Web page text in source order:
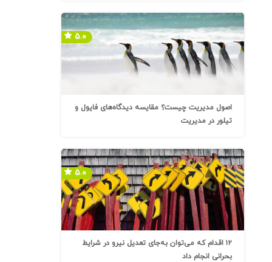
اصول مدیریت چیست؟ مقایسه دیدگاه‌های فایول و
تیلور در مدیریت
۵.۰
۱۲ اقدام که می‌توان به‌جای تعدیل نیرو در شرایط
بحرانی انجام داد
۵.۰